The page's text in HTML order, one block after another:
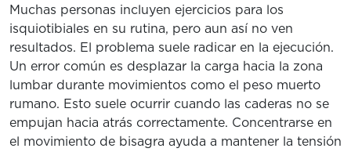
Muchas personas incluyen ejercicios para los
isquiotibiales en su rutina, pero aun así no ven
resultados. El problema suele radicar en la ejecución.
Un error común es desplazar la carga hacia la zona
lumbar durante movimientos como el peso muerto
rumano. Esto suele ocurrir cuando las caderas no se
empujan hacia atrás correctamente. Concentrarse en
el movimiento de bisagra ayuda a mantener la tensión